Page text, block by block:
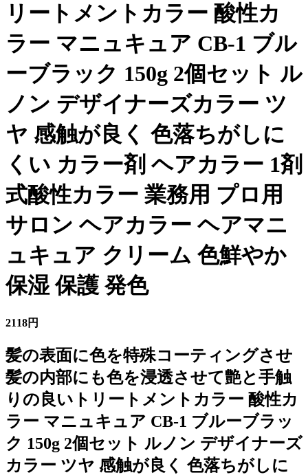
リートメントカラー 酸性カ
ラー マニュキュア CB-1 ブル
ーブラック 150g 2個セット ル
ノン デザイナーズカラー ツ
ヤ 感触が良く 色落ちがしに
くい カラー剤 ヘアカラー 1剤
式酸性カラー 業務用 プロ用
サロン ヘアカラー ヘアマニ
ュキュア クリーム 色鮮やか
保湿 保護 発色
2118円
髪の表面に色を特殊コーティングさせ
髪の内部にも色を浸透させて艶と手触
りの良いトリートメントカラー 酸性カ
ラー マニュキュア CB-1 ブルーブラッ
ク 150g 2個セット ルノン デザイナーズ
カラー ツヤ 感触が良く 色落ちがしに